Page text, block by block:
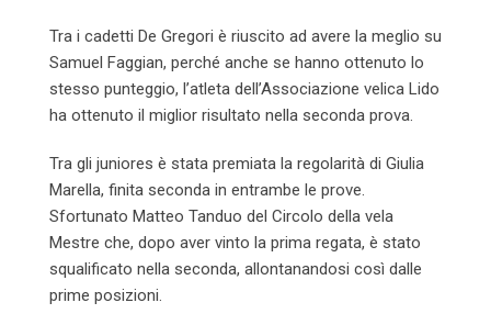
Tra i cadetti De Gregori è riuscito ad avere la meglio su
Samuel Faggian, perché anche se hanno ottenuto lo
stesso punteggio, l’atleta dell’Associazione velica Lido
ha ottenuto il miglior risultato nella seconda prova.
Tra gli juniores è stata premiata la regolarità di Giulia
Marella, finita seconda in entrambe le prove.
Sfortunato Matteo Tanduo del Circolo della vela
Mestre che, dopo aver vinto la prima regata, è stato
squalificato nella seconda, allontanandosi così dalle
prime posizioni.